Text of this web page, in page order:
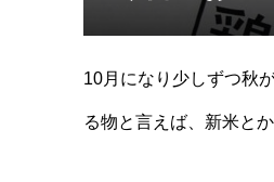
10月になり少しずつ秋
る物と言えば、新米と